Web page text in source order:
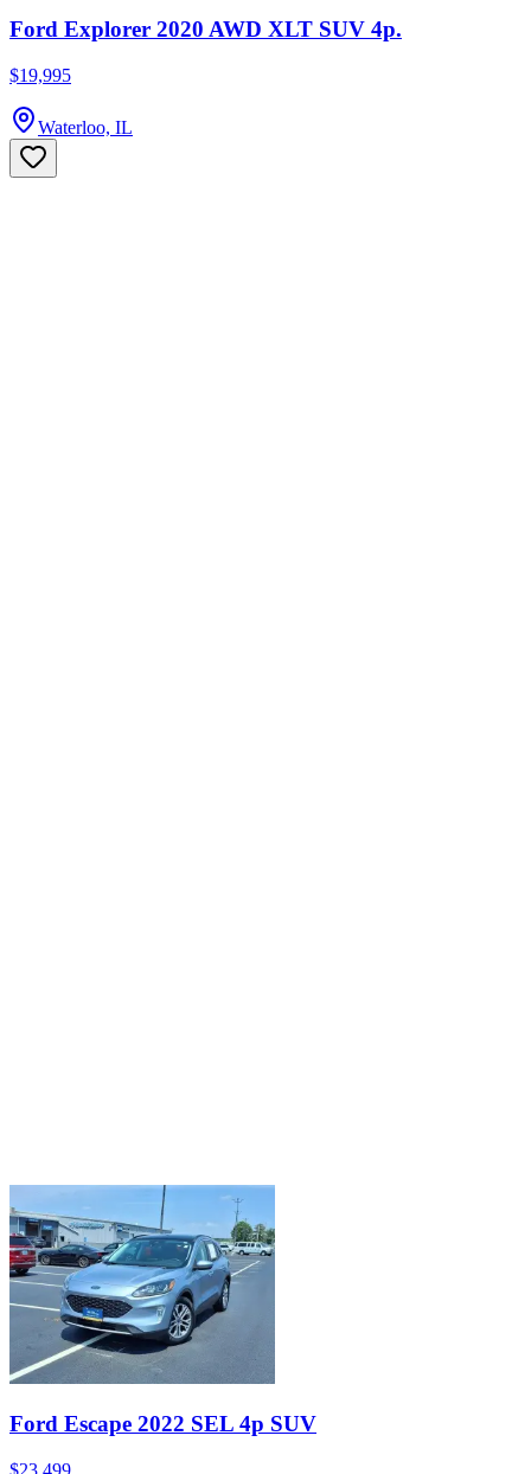
Ford Explorer 2020 AWD XLT SUV 4p.
$19,995
Waterloo, IL
Ford Escape 2022 SEL 4p SUV
$23,499